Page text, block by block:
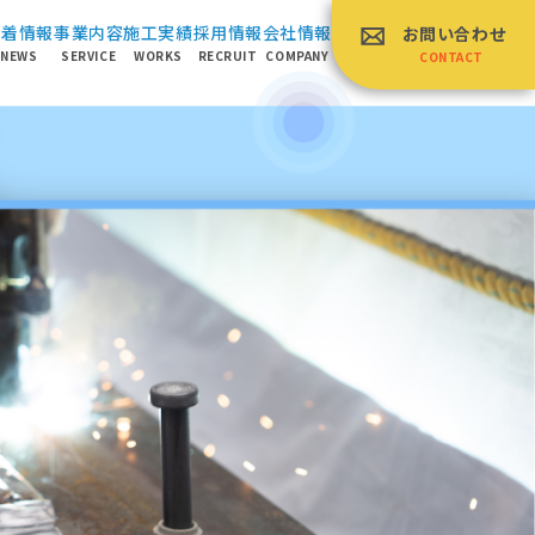
情報
NEWS
事業内容
SERVICE
施⼯実績
WORKS
採⽤情報
RECRUIT
会社情報
COMPANY
お問い合わせ
CONTACT